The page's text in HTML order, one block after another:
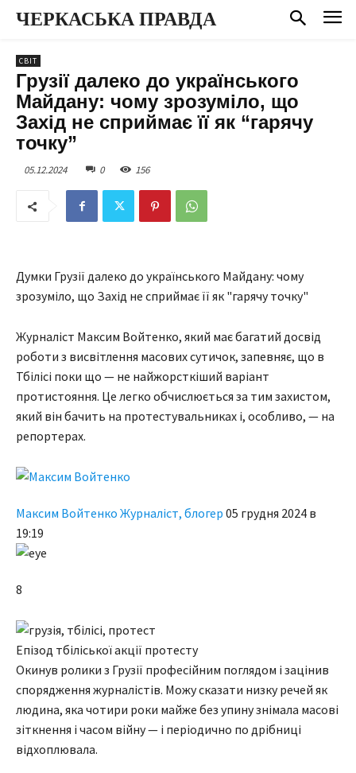
ЧЕРКАСЬКА ПРАВДА
СВІТ
Грузії далеко до українського
Майдану: чому зрозуміло, що
Захід не сприймає її як “гарячу
точку”
05.12.2024 0 156
Думки Грузії далеко до українського Майдану: чому
зрозуміло, що Захід не сприймає її як "гарячу точку"
Журналіст Максим Войтенко, який має багатий досвід
роботи з висвітлення масових сутичок, запевняє, що в
Тбілісі поки що — не найжорсткіший варіант
протистояння. Це легко обчислюється за тим захистом,
який він бачить на протестувальниках і, особливо, — на
репортерах.
Максим Войтенко Журналіст, блогер 05 грудня 2024 в
19:19
8
Епізод тбіліської акції протесту
Окинув ролики з Грузії професійним поглядом і зацінив
спорядження журналістів. Можу сказати низку речей як
людина, яка чотири роки майже без упину знімала масові
зіткнення і часом війну — і періодично по дрібниці
відхоплювала.